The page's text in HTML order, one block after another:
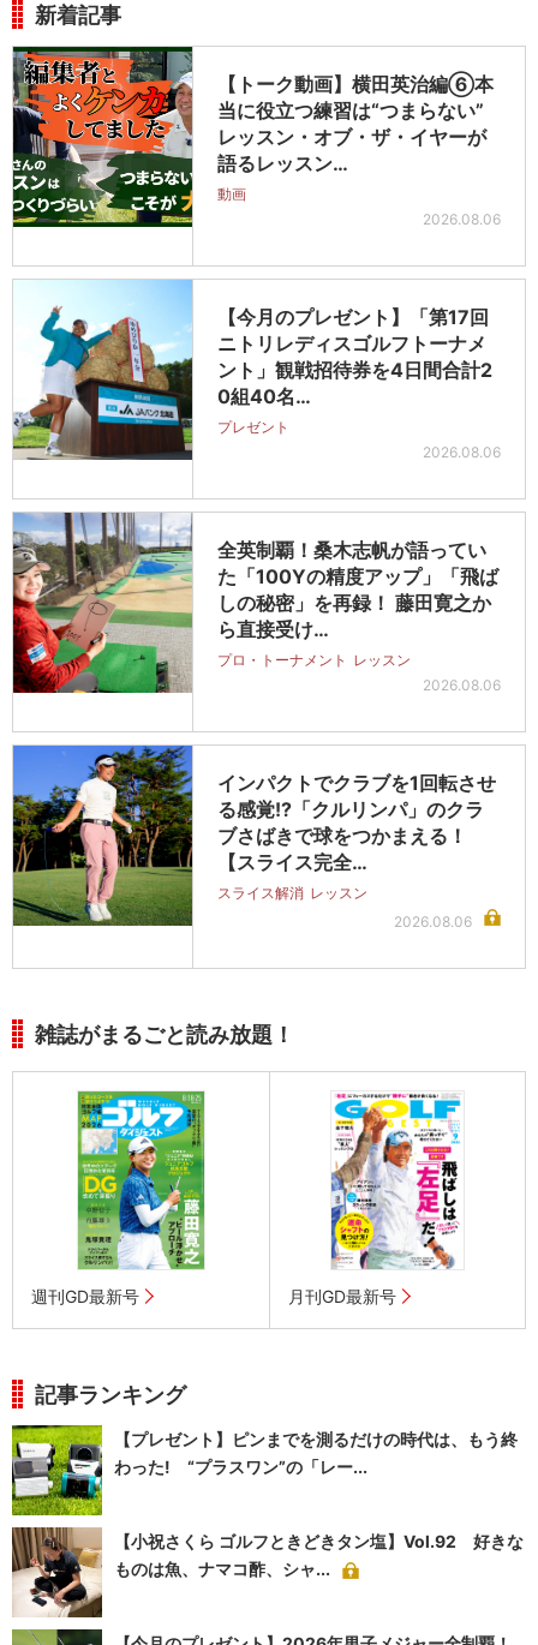
新着記事
【トーク動画】横田英治編⑥本
当に役立つ練習は“つまらない”
レッスン・オブ・ザ・イヤーが
語るレッスン…
動画
2026.08.06
【今月のプレゼント】「第17回
ニトリレディスゴルフトーナメ
ント」観戦招待券を4日間合計2
0組40名…
プレゼント
2026.08.06
全英制覇！桑木志帆が語ってい
た「100Yの精度アップ」「飛ば
しの秘密」を再録！ 藤田寛之か
ら直接受け…
プロ・トーナメント レッスン
2026.08.06
インパクトでクラブを1回転させ
る感覚!?「クルリンパ」のクラ
ブさばきで球をつかまえる！
【スライス完全…
スライス解消 レッスン
2026.08.06
雑誌がまるごと読み放題！
週刊GD最新号 月刊GD最新号
記事ランキング
【プレゼント】ピンまでを測るだけの時代は、もう終
わった! “プラスワン”の「レー...
【小祝さくら ゴルフときどきタン塩】Vol.92 好きな
ものは魚、ナマコ酢、シャ...